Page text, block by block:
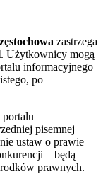
zastrzega
. Użytkownicy mogą
informacyjnego
po
pisemnej
ustaw o prawie
– będą
prawnych.